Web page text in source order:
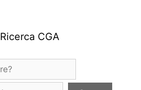
Ricerca CGA